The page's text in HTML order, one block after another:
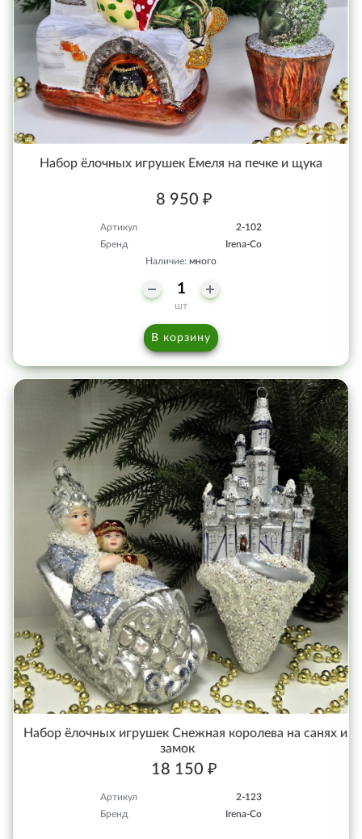
Набор ёлочных игрушек Емеля на печке и щука
8 950 ₽
Артикул
2-102
Бренд
Irena-Co
Наличие: много
шт
В корзину
Набор ёлочных игрушек Снежная королева на санях и
замок
18 150 ₽
Артикул
2-123
Бренд
Irena-Co